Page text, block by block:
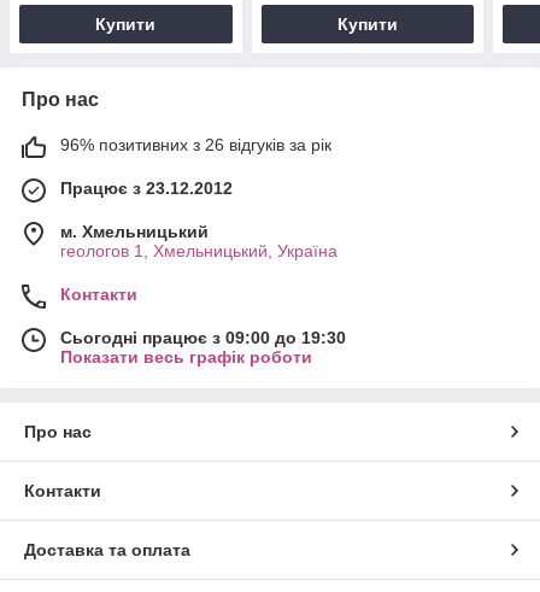
Купити Купити
Про нас
96% позитивних з 26 відгуків за рік
Працює з 23.12.2012
м. Хмельницький
геологов 1, Хмельницький, Україна
Контакти
Сьогодні працює з 09:00 до 19:30
Показати весь графік роботи
Про нас
Контакти
Доставка та оплата